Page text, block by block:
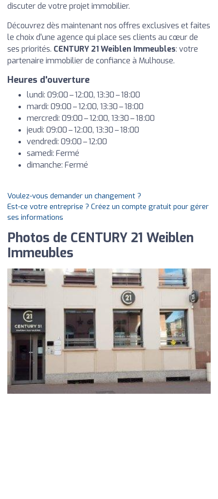
discuter de votre projet immobilier.
Découvrez dès maintenant nos offres exclusives et faites
le choix d'une agence qui place ses clients au cœur de
ses priorités. CENTURY 21 Weiblen Immeubles: votre
partenaire immobilier de confiance à Mulhouse.
Heures d'ouverture
lundi: 09:00 – 12:00, 13:30 – 18:00
mardi: 09:00 – 12:00, 13:30 – 18:00
mercredi: 09:00 – 12:00, 13:30 – 18:00
jeudi: 09:00 – 12:00, 13:30 – 18:00
vendredi: 09:00 – 12:00
samedi: Fermé
dimanche: Fermé
Voulez-vous demander un changement ?
Est-ce votre entreprise ? Créez un compte gratuit pour gérer
ses informations
Photos de CENTURY 21 Weiblen
Immeubles